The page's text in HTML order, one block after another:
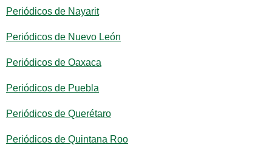
Periódicos de Nayarit
Periódicos de Nuevo León
Periódicos de Oaxaca
Periódicos de Puebla
Periódicos de Querétaro
Periódicos de Quintana Roo